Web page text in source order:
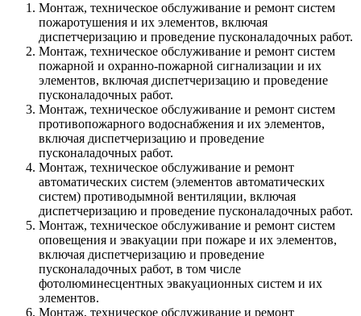
Монтаж, техническое обслуживание и ремонт систем
пожаротушения и их элементов, включая
диспетчеризацию и проведение пусконаладочных работ.
Монтаж, техническое обслуживание и ремонт систем
пожарной и охранно-пожарной сигнализации и их
элементов, включая диспетчеризацию и проведение
пусконаладочных работ.
Монтаж, техническое обслуживание и ремонт систем
противопожарного водоснабжения и их элементов,
включая диспетчеризацию и проведение
пусконаладочных работ.
Монтаж, техническое обслуживание и ремонт
автоматических систем (элементов автоматических
систем) противодымной вентиляции, включая
диспетчеризацию и проведение пусконаладочных работ.
Монтаж, техническое обслуживание и ремонт систем
оповещения и эвакуации при пожаре и их элементов,
включая диспетчеризацию и проведение
пусконаладочных работ, в том числе
фотолюминесцентных эвакуационных систем и их
элементов.
Монтаж, техническое обслуживание и ремонт